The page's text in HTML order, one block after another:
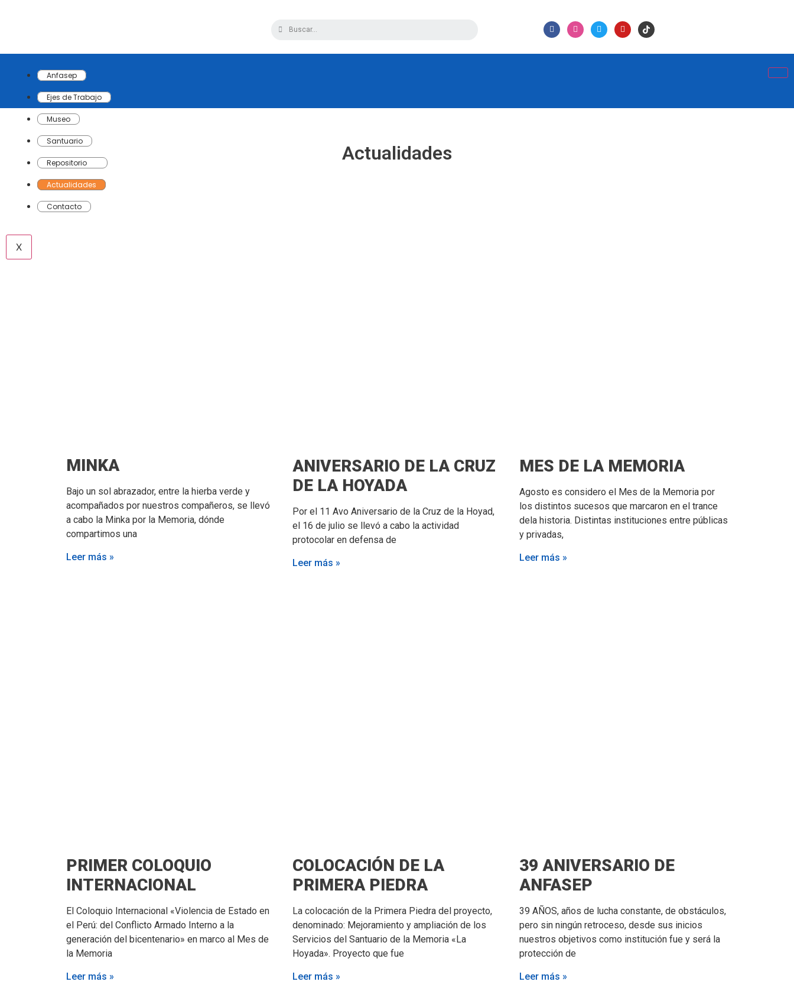
Anfasep
Ejes de Trabajo
Museo
Santuario
Repositorio
Actualidades
Contacto
X
Actualidades
MINKA
Bajo un sol abrazador, entre la hierba verde y
acompañados por nuestros compañeros, se llevó
a cabo la Minka por la Memoria, dónde
compartimos una
Leer más »
ANIVERSARIO DE LA CRUZ
DE LA HOYADA
Por el 11 Avo Aniversario de la Cruz de la Hoyad,
el 16 de julio se llevó a cabo la actividad
protocolar en defensa de
Leer más »
MES DE LA MEMORIA
Agosto es considero el Mes de la Memoria por
los distintos sucesos que marcaron en el trance
dela historia. Distintas instituciones entre públicas
y privadas,
Leer más »
PRIMER COLOQUIO
INTERNACIONAL
El Coloquio Internacional «Violencia de Estado en
el Perú: del Conflicto Armado Interno a la
generación del bicentenario» en marco al Mes de
la Memoria
Leer más »
COLOCACIÓN DE LA
PRIMERA PIEDRA
La colocación de la Primera Piedra del proyecto,
denominado: Mejoramiento y ampliación de los
Servicios del Santuario de la Memoria «La
Hoyada». Proyecto que fue
Leer más »
39 ANIVERSARIO DE
ANFASEP
39 AÑOS, años de lucha constante, de obstáculos,
pero sin ningún retroceso, desde sus inicios
nuestros objetivos como institución fue y será la
protección de
Leer más »